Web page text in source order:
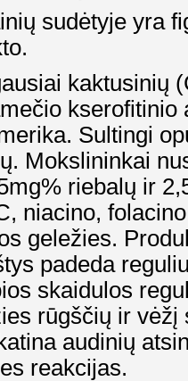
sudėtyje yra
kaktusinių
Sultingi
Mokslininkai
riebalų ir
niacino,
geležies.
padeda
skaidulos
rūgščių ir
audinių
reakcijas.